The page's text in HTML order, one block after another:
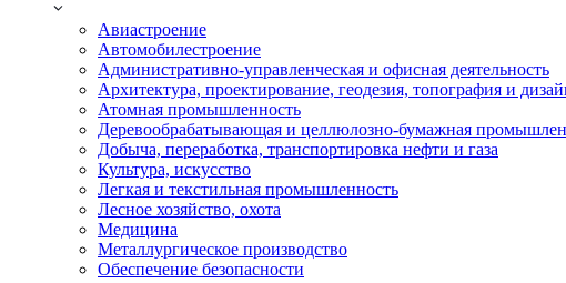
Авиастроение
Автомобилестроение
Административно-управленческая и офисная деятельность
Архитектура, проектирование, геодезия, топография и
Атомная промышленность
Деревообрабатывающая и целлюлозно-бумажная
Добыча, переработка, транспортировка нефти и газа
Культура, искусство
Легкая и текстильная промышленность
Лесное хозяйство, охота
Медицина
Металлургическое производство
Обеспечение безопасности